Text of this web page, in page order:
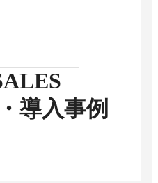
導入事例